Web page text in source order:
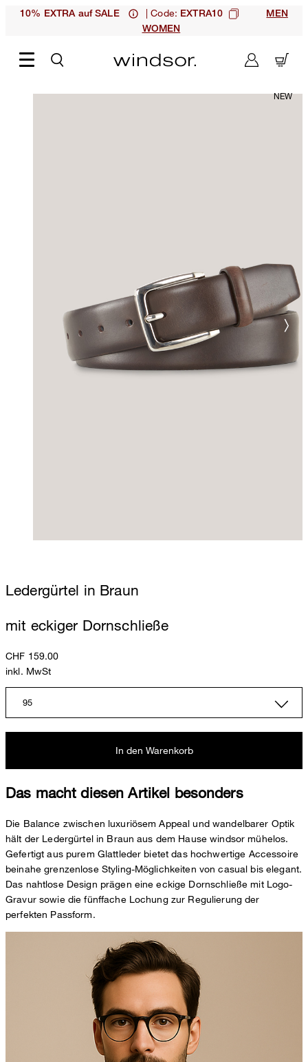
10% EXTRA auf SALE | Code: EXTRA10
MEN
WOMEN
Ledergürtel in Braun
mit eckiger Dornschließe
CHF 159.00
inkl. MwSt
95
In den Warenkorb
Das macht diesen Artikel besonders
Die Balance zwischen luxuriösem Appeal und wandelbarer Optik
hält der Ledergürtel in Braun aus dem Hause windsor mühelos.
Gefertigt aus purem Glattleder bietet das hochwertige Accessoire
beinahe grenzenlose Styling-Möglichkeiten von casual bis elegant.
Das nahtlose Design prägen eine eckige Dornschließe mit Logo-
Gravur sowie die fünffache Lochung zur Regulierung der
perfekten Passform.